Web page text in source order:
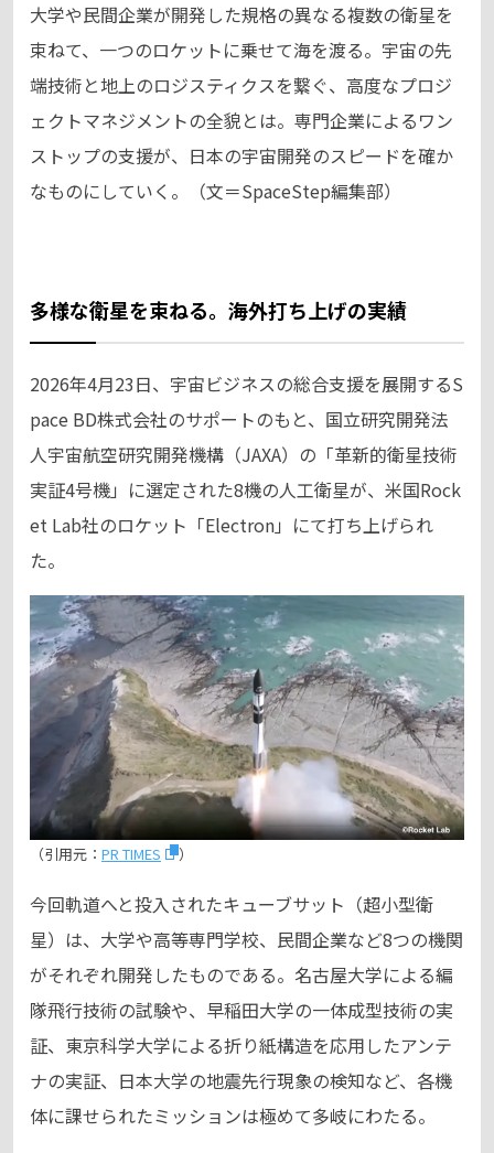
大学や民間企業が開発した規格の異なる複数の衛星を
束ねて、一つのロケットに乗せて海を渡る。宇宙の先
端技術と地上のロジスティクスを繋ぐ、高度なプロジ
ェクトマネジメントの全貌とは。専門企業によるワン
ストップの支援が、日本の宇宙開発のスピードを確か
なものにしていく。（文＝SpaceStep編集部）
多様な衛星を束ねる。海外打ち上げの実績
2026年4月23日、宇宙ビジネスの総合支援を展開するS
pace BD株式会社のサポートのもと、国立研究開発法
人宇宙航空研究開発機構（JAXA）の「革新的衛星技術
実証4号機」に選定された8機の人工衛星が、米国Rock
et Lab社のロケット「Electron」にて打ち上げられ
た。
（引用元： PR TIMES ）
今回軌道へと投入されたキューブサット（超小型衛
星）は、大学や高等専門学校、民間企業など8つの機関
がそれぞれ開発したものである。名古屋大学による編
隊飛行技術の試験や、早稲田大学の一体成型技術の実
証、東京科学大学による折り紙構造を応用したアンテ
ナの実証、日本大学の地震先行現象の検知など、各機
体に課せられたミッションは極めて多岐にわたる。